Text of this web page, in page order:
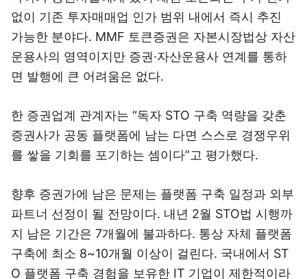
없이 기존 투자매매업 인가 범위 내에서 즉시 추진
가능한 분야다. MMF 토큰증권은 자본시장법상 자산
운용사의 영역이지만 증권·자산운용사 연계를 통하
면 발행에 큰 어려움은 없다.
한 증권업계 관계자는 “독자 STO 구축 역량을 갖춘
증권사가 공동 플랫폼에 남는 다면 스스로 경쟁우위
를 쌓을 기회를 포기하는 셈이다”고 평가했다.
향후 증권가에 남은 문제는 플랫폼 구축 일정과 외부
파트너 선정이 될 전망이다. 내년 2월 STO법 시행까
지 남은 기간은 7개월에 불과하다. 통상 자체 플랫폼
구축에 최소 8~10개월 이상이 걸린다. 국내에서 ST
O 플랫폼 구축 경험을 보유한 IT 기업이 제한적이라